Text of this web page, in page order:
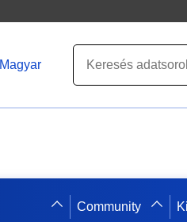
Magyar
Community